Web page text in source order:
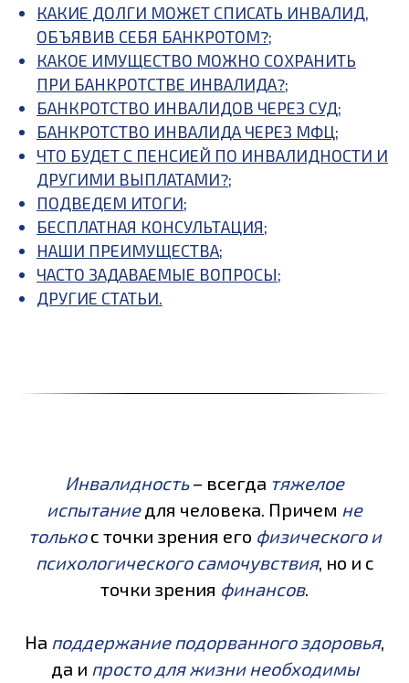
КАКИЕ ДОЛГИ МОЖЕТ СПИСАТЬ ИНВАЛИД,
ОБЪЯВИВ СЕБЯ БАНКРОТОМ?;
КАКОЕ ИМУЩЕСТВО МОЖНО СОХРАНИТЬ
ПРИ БАНКРОТСТВЕ ИНВАЛИДА?;
БАНКРОТСТВО ИНВАЛИДОВ ЧЕРЕЗ СУД;
БАНКРОТСТВО ИНВАЛИДА ЧЕРЕЗ МФЦ;
ЧТО БУДЕТ С ПЕНСИЕЙ ПО ИНВАЛИДНОСТИ И
ДРУГИМИ ВЫПЛАТАМИ?;
ПОДВЕДЕМ ИТОГИ;
БЕСПЛАТНАЯ КОНСУЛЬТАЦИЯ;
НАШИ ПРЕИМУЩЕСТВА;
ЧАСТО ЗАДАВАЕМЫЕ ВОПРОСЫ;
ДРУГИЕ СТАТЬИ.
Инвалидность– всегда тяжелое
испытаниедля человека. Причем не
толькос точки зрения его физического и
психологического самочувствия, но и с
точки зрения финансов.
На поддержание подорванного здоровья,
да и просто для жизни необходимы